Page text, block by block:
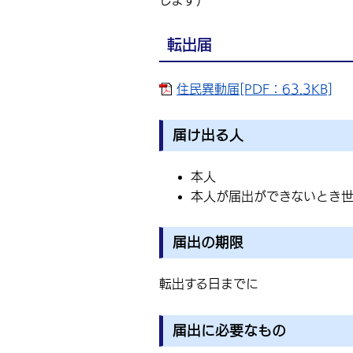
転出届
住民異動届[PDF：63.3KB]
届け出る人
本人
本人が届出ができないとき
届出の期限
転出する日までに
届出に必要なもの